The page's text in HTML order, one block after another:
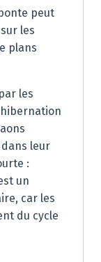
peut
les
plans
les
leur
:
un
car les
du cycle